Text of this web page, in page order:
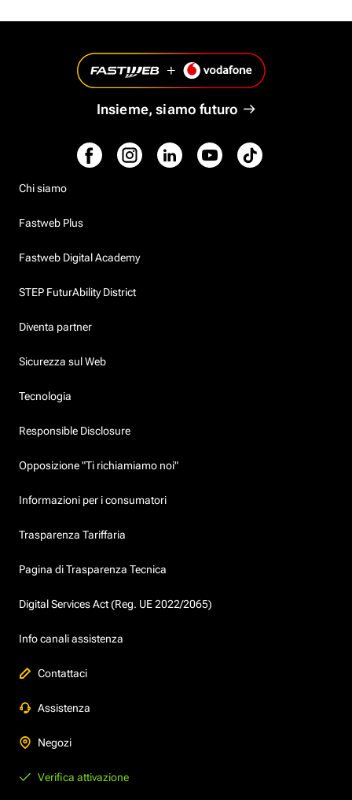
Insieme, siamo futuro
Chi siamo
Fastweb Plus
Fastweb Digital Academy
STEP FuturAbility District
Diventa partner
Sicurezza sul Web
Tecnologia
Responsible Disclosure
Opposizione "Ti richiamiamo noi"
Informazioni per i consumatori
Trasparenza Tariffaria
Pagina di Trasparenza Tecnica
Digital Services Act (Reg. UE 2022/2065)
Info canali assistenza
Contattaci
Assistenza
Negozi
Verifica attivazione